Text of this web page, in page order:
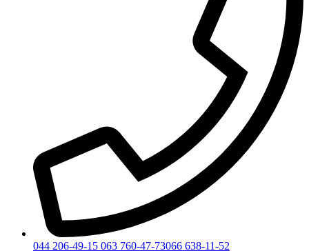
044 206-49-15 063 760-47-73066 638-11-52